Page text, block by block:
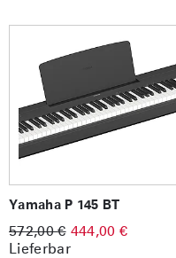
Yamaha P 145 BT
572,00 € 444,00 €
Lieferbar